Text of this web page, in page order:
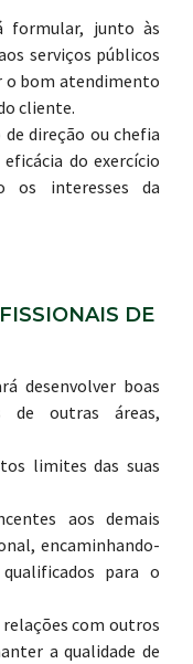
formular, junto às
serviços públicos
o bom atendimento
cliente.
direção ou chefia
do exercício
os interesses da
DE
desenvolver boas
de outras áreas,
limites das suas
aos demais
encaminhando-
para o
com outros
a qualidade de